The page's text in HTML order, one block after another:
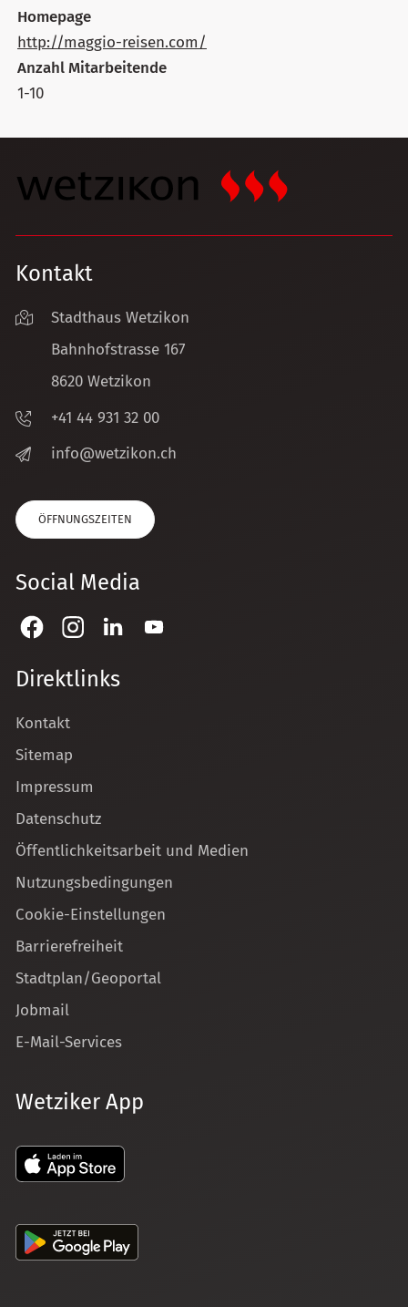
Homepage
http://maggio-reisen.com/
Anzahl Mitarbeitende
1-10
Kontakt
Stadthaus Wetzikon
Bahnhofstrasse 167
8620 Wetzikon
+41 44 931 32 00
nf
w tz k n ch
ÖFFNUNGSZEITEN
Social Media
Direktlinks
Kontakt
Sitemap
Impressum
Datenschutz
Öffentlichkeitsarbeit und Medien
Nutzungsbedingungen
Cookie-Einstellungen
Barrierefreiheit
Stadtplan/Geoportal
Jobmail
E-Mail-Services
Wetziker App